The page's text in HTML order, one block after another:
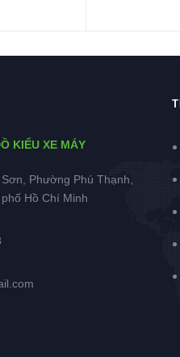
KIỂU XE MÁY
Phường Phú Thạnh,
Hồ Chí Minh